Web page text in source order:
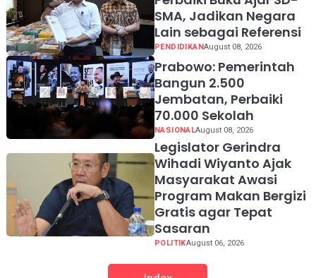
SMA, Jadikan Negara
Lain sebagai Referensi
PENDIDIKANAugust 08, 2026
Prabowo: Pemerintah
Bangun 2.500
Jembatan, Perbaiki
70.000 Sekolah
NASIONALAugust 08, 2026
Legislator Gerindra
Wihadi Wiyanto Ajak
Masyarakat Awasi
Program Makan Bergizi
Gratis agar Tepat
Sasaran
POLITIKAugust 06, 2026